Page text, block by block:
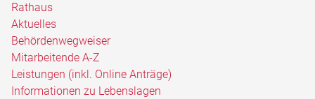
Rathaus
Aktuelles
Behördenwegweiser
Mitarbeitende A-Z
Leistungen (inkl. Online Anträge)
Informationen zu Lebenslagen